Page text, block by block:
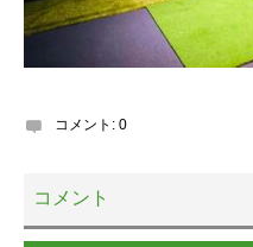
コメント: 0
コメント